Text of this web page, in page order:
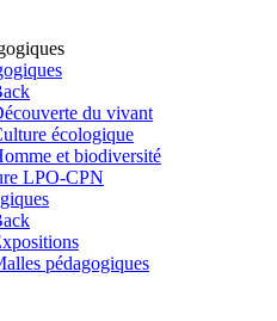
du vivant
écologique
et biodiversité
LPO-CPN
pédagogiques